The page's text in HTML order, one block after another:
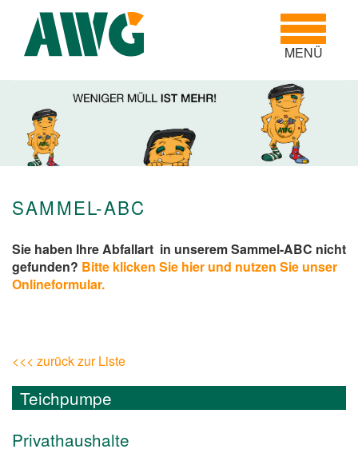
Toggle
MENÜ
SAMMEL-ABC
Sie haben Ihre Abfallart in unserem Sammel-ABC nicht
gefunden? Bitte klicken Sie hier und nutzen Sie unser
Onlineformular.
<<< zurück zur Liste
Teichpumpe
Privathaushalte